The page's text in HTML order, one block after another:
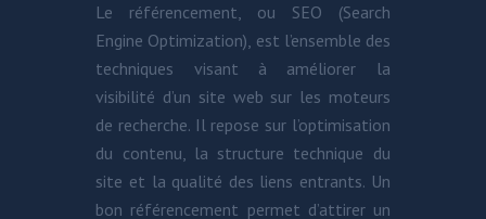
Le référencement, ou SEO (Search
Engine Optimization), est l’ensemble des
techniques visant à améliorer la
visibilité d’un site web sur les moteurs
de recherche. Il repose sur l’optimisation
du contenu, la structure technique du
site et la qualité des liens entrants. Un
bon référencement permet d’attirer un